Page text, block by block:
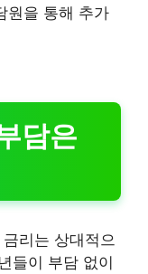
원을 통해 추가
담은
리는 상대적으
들이 부담 없이